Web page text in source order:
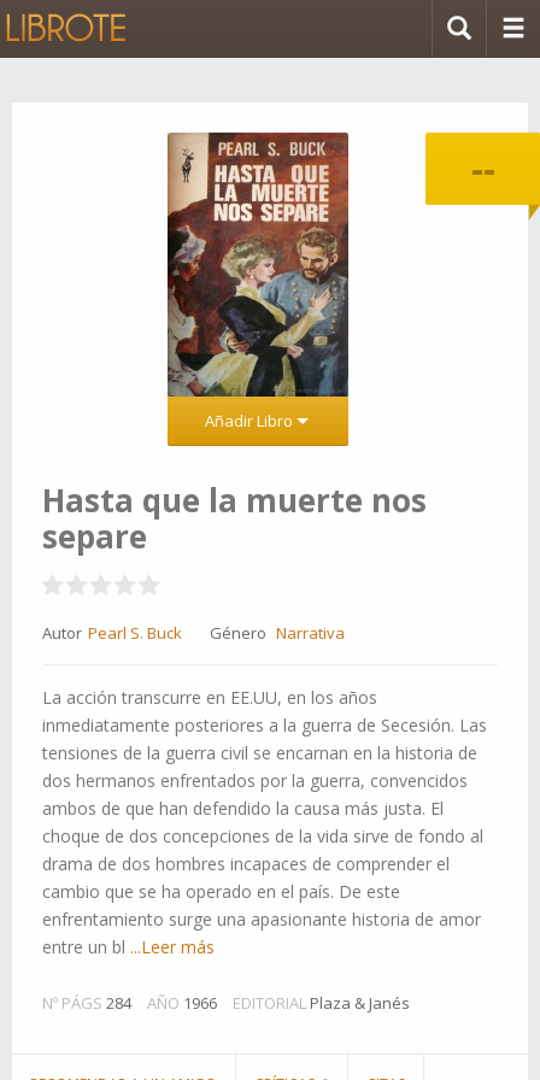
--
Añadir Libro
Hasta que la muerte nos
separe
Autor Pearl S. Buck Género Narrativa
La acción transcurre en EE.UU, en los años
inmediatamente posteriores a la guerra de Secesión. Las
tensiones de la guerra civil se encarnan en la historia de
dos hermanos enfrentados por la guerra, convencidos
ambos de que han defendido la causa más justa. El
choque de dos concepciones de la vida sirve de fondo al
drama de dos hombres incapaces de comprender el
cambio que se ha operado en el país. De este
enfrentamiento surge una apasionante historia de amor
entre un bl ...Leer más
Nº PÁGS 284 AÑO 1966 EDITORIAL Plaza & Janés